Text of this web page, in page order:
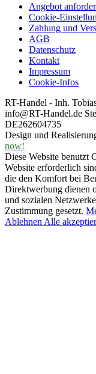
Angebot
Cookie-
Zahlung und
AGB
Datenschutz
Kontakt
Impressum
Cookie-Infos
RT-Handel - Inh.
info@RT-Handel.de
DE262604735
Design und
now!
Diese Website benutzt
Website erforderlich
die den Komfort bei
Direktwerbung dienen
und sozialen
Zustimmung gesetzt.
Ablehnen Alle